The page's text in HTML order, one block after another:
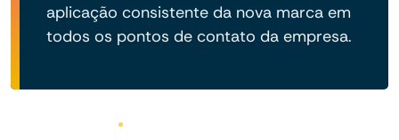
aplicação consistente da nova marca em
todos os pontos de contato da empresa.